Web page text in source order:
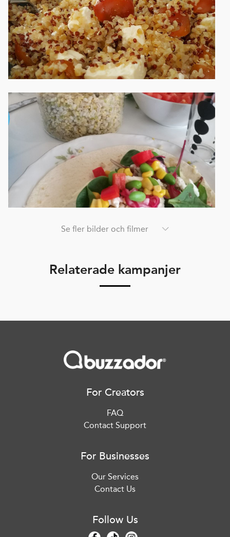
Se fler bilder och filmer
Relaterade kampanjer
For Creators
FAQ
Contact Support
For Businesses
Our Services
Contact Us
Follow Us